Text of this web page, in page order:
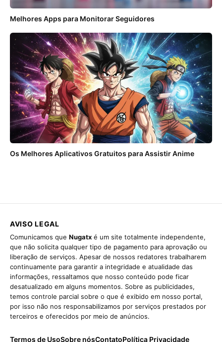
Melhores Apps para Monitorar Seguidores
Os Melhores Aplicativos Gratuitos para Assistir Anime
AVISO LEGAL
Comunicamos que Nugatx é um site totalmente independente,
que não solicita qualquer tipo de pagamento para aprovação ou
liberação de serviços. Apesar de nossos redatores trabalharem
continuamente para garantir a integridade e atualidade das
informações, ressaltamos que nosso conteúdo pode ficar
desatualizado em alguns momentos. Sobre as publicidades,
temos controle parcial sobre o que é exibido em nosso portal,
por isso não nos responsabilizamos por serviços prestados por
terceiros e oferecidos por meio de anúncios.
Termos de UsoSobre nósContatoPolítica Privacidade